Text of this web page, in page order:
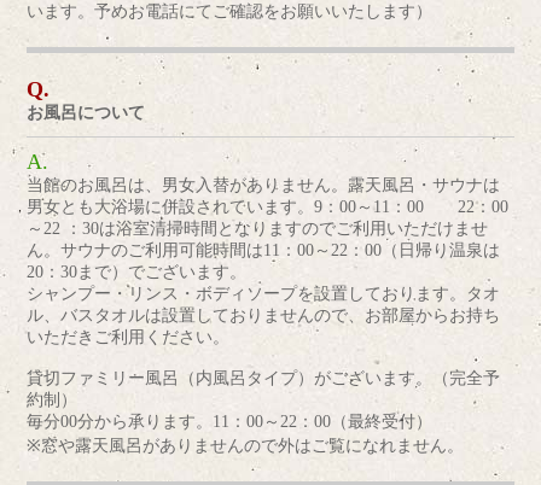
います。予めお電話にてご確認をお願いいたします）
お風呂について
当館のお風呂は、男女入替がありません。露天風呂・サウナは
男女とも大浴場に併設されています。9：00～11：00 22：00
～22 ：30は浴室清掃時間となりますのでご利用いただけませ
ん。サウナのご利用可能時間は11：00～22：00（日帰り温泉は
20：30まで）でございます。
シャンプー・リンス・ボディソープを設置しております。タオ
ル、バスタオルは設置しておりませんので、お部屋からお持ち
いただきご利用ください。
貸切ファミリー風呂（内風呂タイプ）がございます。（完全予
約制）
毎分00分から承ります。11：00～22：00（最終受付）
※窓や露天風呂がありませんので外はご覧になれません。